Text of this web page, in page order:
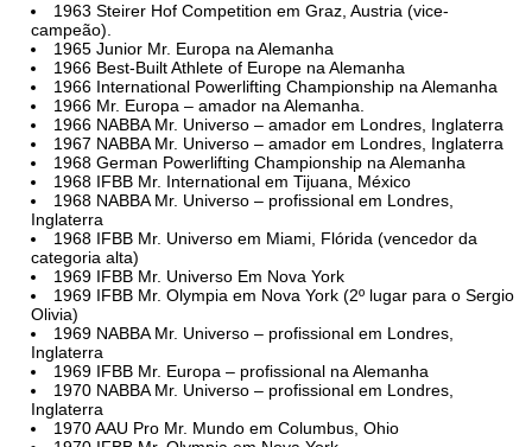
1963 Steirer Hof Competition em Graz, Austria (vice-
campeão).
1965 Junior Mr. Europa na Alemanha
1966 Best-Built Athlete of Europe na Alemanha
1966 International Powerlifting Championship na Alemanha
1966 Mr. Europa – amador na Alemanha.
1966 NABBA Mr. Universo – amador em Londres, Inglaterra
1967 NABBA Mr. Universo – amador em Londres, Inglaterra
1968 German Powerlifting Championship na Alemanha
1968 IFBB Mr. International em Tijuana, México
1968 NABBA Mr. Universo – profissional em Londres,
Inglaterra
1968 IFBB Mr. Universo em Miami, Flórida (vencedor da
categoria alta)
1969 IFBB Mr. Universo Em Nova York
1969 IFBB Mr. Olympia em Nova York (2º lugar para o Sergio
Olivia)
1969 NABBA Mr. Universo – profissional em Londres,
Inglaterra
1969 IFBB Mr. Europa – profissional na Alemanha
1970 NABBA Mr. Universo – profissional em Londres,
Inglaterra
1970 AAU Pro Mr. Mundo em Columbus, Ohio